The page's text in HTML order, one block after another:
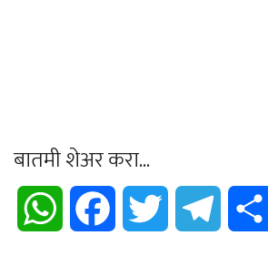
बातमी शेअर करा...
WhatsApp Facebook Twitter Telegram